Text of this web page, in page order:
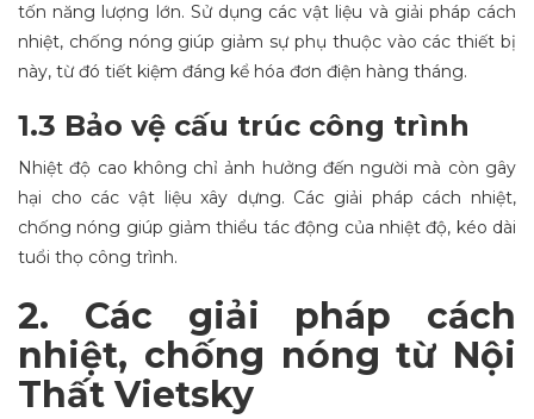
tốn năng lượng lớn. Sử dụng các vật liệu và giải pháp cách
nhiệt, chống nóng giúp giảm sự phụ thuộc vào các thiết bị
này, từ đó tiết kiệm đáng kể hóa đơn điện hàng tháng.
1.3 Bảo vệ cấu trúc công trình
Nhiệt độ cao không chỉ ảnh hưởng đến người mà còn gây
hại cho các vật liệu xây dựng. Các giải pháp cách nhiệt,
chống nóng giúp giảm thiểu tác động của nhiệt độ, kéo dài
tuổi thọ công trình.
2. Các giải pháp cách
nhiệt, chống nóng từ Nội
Thất Vietsky